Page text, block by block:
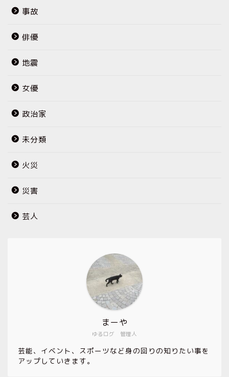
事故
俳優
地震
女優
政治家
未分類
火災
災害
芸人
ゆるログ 管理人
まーや
芸能、イベント、スポーツなど身の回りの知りたい事を
アップしていきます。